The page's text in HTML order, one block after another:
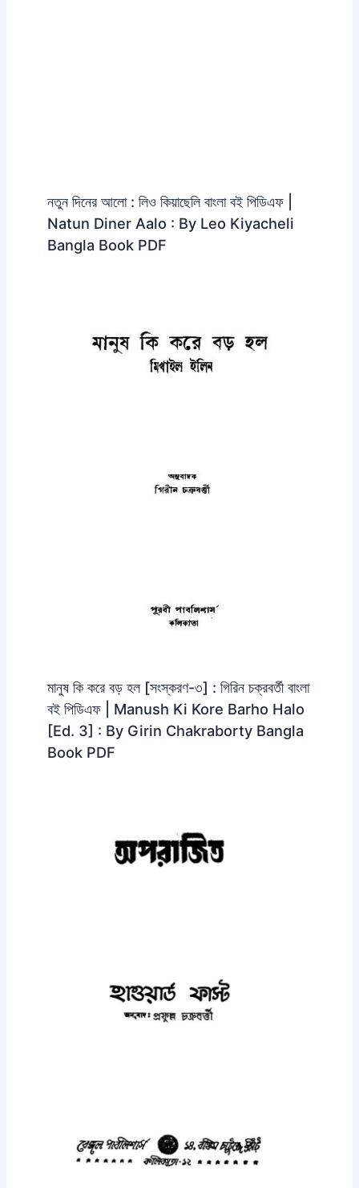
নতুন দিনের আলো : লিও কিয়াছেলি বাংলা বই পিডিএফ |
Natun Diner Aalo : By Leo Kiyacheli
Bangla Book PDF
মানুষ কি করে বড় হল [সংস্করণ-৩] : গিরিন চক্রবর্তী বাংলা
বই পিডিএফ | Manush Ki Kore Barho Halo
[Ed. 3] : By Girin Chakraborty Bangla
Book PDF